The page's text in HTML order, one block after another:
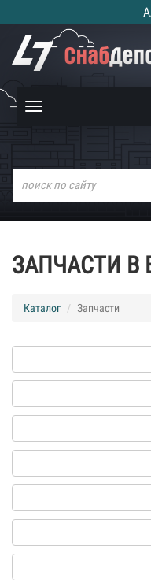
Toggle
ЗАПЧАСТИ В
Каталог Запчасти